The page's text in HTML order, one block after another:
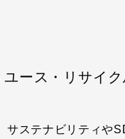
サステナビリティや